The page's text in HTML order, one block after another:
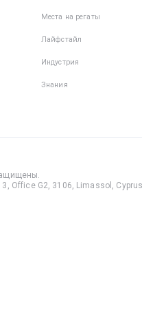
Места на регаты
Лайфстайл
Индустрия
Знания
.
3, Office G2, 3106, Limassol,